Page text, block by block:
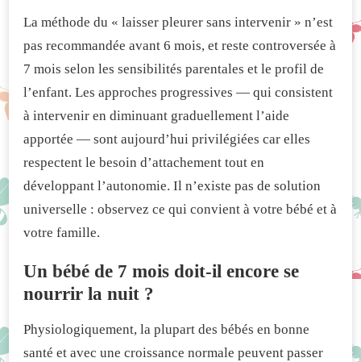
La méthode du « laisser pleurer sans intervenir » n’est
pas recommandée avant 6 mois, et reste controversée à
7 mois selon les sensibilités parentales et le profil de
l’enfant. Les approches progressives — qui consistent
à intervenir en diminuant graduellement l’aide
apportée — sont aujourd’hui privilégiées car elles
respectent le besoin d’attachement tout en
développant l’autonomie. Il n’existe pas de solution
universelle : observez ce qui convient à votre bébé et à
votre famille.
Un bébé de 7 mois doit-il encore se
nourrir la nuit ?
Physiologiquement, la plupart des bébés en bonne
santé et avec une croissance normale peuvent passer